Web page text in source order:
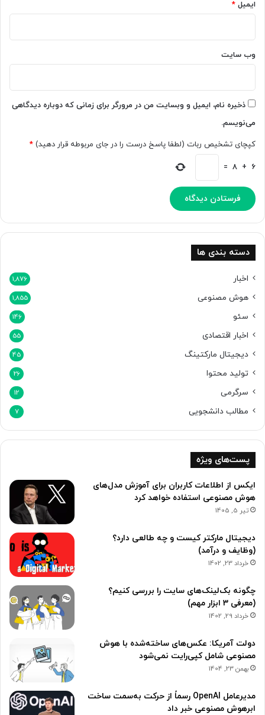
ا
ر
د
ن
ی
ا
ه‌
ا
ر
م
ه
ز
ی‌
ش
د
ایمیل *
وب‌ سایت
ذخیره نام، ایمیل و وبسایت من در مرورگر برای زمانی که دوباره دیدگاهی
می‌نویسم.
کپچای تشخیص ربات (لطفا پاسخ درست را در جای مربوطه قرار دهید) *
6
+
8
=
دسته بندی ها
اخبار 1,876
هوش مصنوعی 1,855
سئو 146
اخبار اقتصادی 55
دیجیتال مارکتینگ 45
تولید محتوا 26
سرگرمی 12
مطالب دانشجویی 7
پست‌های ویژه
ایکس از اطلاعات کاربران برای آموزش مدل‌های
هوش مصنوعی استفاده خواهد کرد
تیر 5, 1405
دیجیتال مارکتر کیست و چه طالعی دارد؟
(وظایف و درآمد)
خرداد 23, 1402
چگونه بک‌لینک‌های سایت را بررسی کنیم؟
(معرفی 3 ابزار مهم)
خرداد 29, 1402
دولت آمریکا: عکس‌های ساخته‌شده با هوش
مصنوعی شامل کپی‌رایت نمی‌شود
بهمن 23, 1404
مدیرعامل OpenAI رسماً از حرکت به‌سمت ساخت
ابرهوش مصنوعی خبر داد